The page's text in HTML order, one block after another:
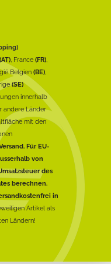
, France (FR),
Belgien (BE),
(SE)
innerhalb
andere Länder
mit den
Für EU-
von
des
berechnen.
in
Artikel als
Ländern!